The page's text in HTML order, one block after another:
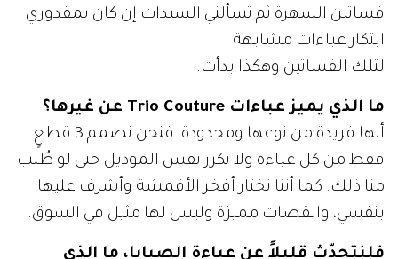
فساتين السهرة ثم تسألني السيدات إن كان بمقدوري
ابتكار عباءات مشابهة
لتلك الفساتين وهكذا بدأت.
ما الذي يميز عباءات Trio Couture عن غيرها؟
أنها فريدة من نوعها ومحدودة، فنحن نصمم 3 قطعٍ
فقط من كل عباءة ولا نكرر نفس الموديل حتى لو طُلب
منا ذلك. كما أننا نختار أفخر الأقمشة وأشرف عليها
بنفسي، والقصات مميزة وليس لها مثيل في السوق.
فلنتحدّث قليلاً عن عباءة الصبايا، ما الذي